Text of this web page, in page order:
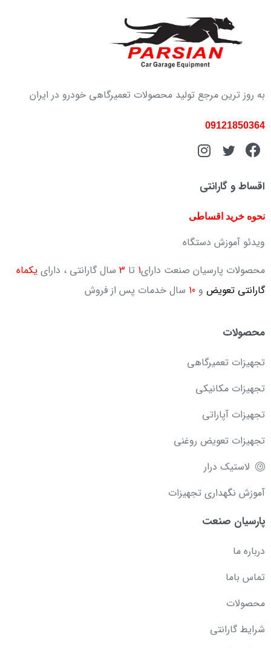
به روز ترین مرجع تولید محصولات تعمیرگاهی خودرو در ایران
09121850364
اقساط و گارانتی
نحوه خرید اقساطی
ویدئو آموزش دستگاه
محصولات پارسیان صنعت دارای1 تا 3 سال گارانتی ، دارای یکماه
گارانتی تعویض و 10 سال خدمات پس از فروش
محصولات
تجهیزات تعمیرگاهی
تجهیزات مکانیکی
تجهیزات آپاراتی
تجهیزات تعویض روغنی
لاستیک درار
آموزش نگهداری تجهیزات
پارسیان صنعت
درباره ما
تماس باما
محصولات
شرایط گارانتی